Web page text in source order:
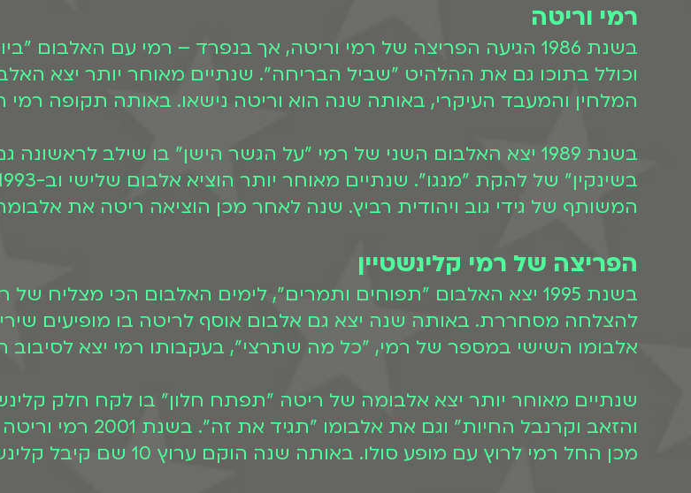
רמי וריטה
בשנת 1986 הגיעה הפריצה של רמי וריטה, אך בנפרד – רמי עם
וכולל בתוכו גם את ההלהיט "שביל הבריחה". שנתיים מאוחר יותר יצא
המלחין והמעבד העיקרי, באותה שנה הוא וריטה נישאו. באותה תקופה רמי
בשנת 1989 יצא האלבום השני של רמי "על הגשר הישן" בו שילב
המשותף של גידי גוב ויהודית רביץ. שנה לאחר מכן הוציאה ריטה את
הפריצה של רמי קלינשטיין
בשנת 1995 יצא האלבום "תפוחים ותמרים", לימים האלבום הכי
אלבומו השישי במספר של רמי, "כל מה שתרצי", בעקבותו רמי יצא לסיבוב
והזאב וקרנבל
מכן החל רמי לרוץ עם מופע סולו. באותה שנה הוקם ערוץ 10 שם קיבל קלינשטיין תוכנית אירוח מוזיקלית.